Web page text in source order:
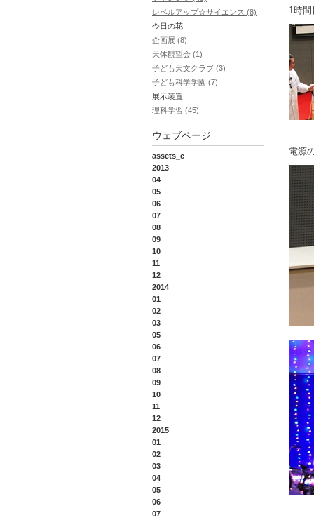
1時
電源
レベルアップ☆サイエンス (8)
今日の花
企画展 (8)
天体観望会 (1)
子ども天文クラブ (3)
子ども科学学園 (7)
展示装置
理科学習 (45)
ウェブページ
assets_c
2013
04
05
06
07
08
09
10
11
12
2014
01
02
03
05
06
07
08
09
10
11
12
2015
01
02
03
04
05
06
07